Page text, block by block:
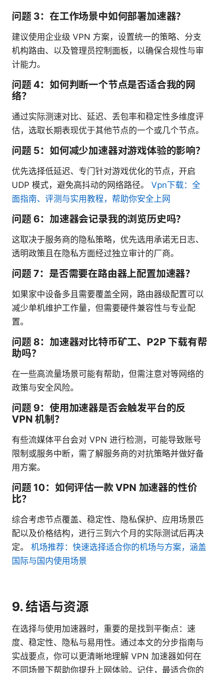
问题 3：在工作场景中如何部署加速器？
建议使用企业级 VPN 方案，设置统一的策略、分支
机构路由、以及管理员控制面板，以确保合规性与审
计能力。
问题 4：如何判断一个节点是否适合我的网
络？
通过实际测速对比、延迟、丢包率和稳定性多维度评
估，选取长期表现优于其他节点的一个或几个节点。
问题 5：如何减少加速器对游戏体验的影响？
优先选择低延迟、专门针对游戏优化的节点，开启
UDP 模式，避免高抖动的网络路径。 Vpn下载：全
面指南、评测与实用教程，帮助你安全上网
问题 6：加速器会记录我的浏览历史吗？
这取决于服务商的隐私策略，优先选用承诺无日志、
透明政策且在隐私方面经过独立审计的厂商。
问题 7：是否需要在路由器上配置加速器？
如果家中设备多且需要覆盖全网，路由器级配置可以
减少单机维护工作量，但需要硬件兼容性与专业配
置。
问题 8：加速器对比特币矿工、P2P 下载有帮
助吗？
在一些高流量场景可能有帮助，但需注意对等网络的
政策与安全风险。
问题 9：使用加速器是否会触发平台的反
VPN 机制？
有些流媒体平台会对 VPN 进行检测，可能导致账号
限制或服务中断，需了解服务商的对抗策略并做好备
用方案。
问题 10：如何评估一款 VPN 加速器的性价
比？
综合考虑节点覆盖、稳定性、隐私保护、应用场景匹
配以及价格结构，进行三到六个月的实际测试后再决
定。 机场推荐：快速选择适合你的机场与方案，涵盖
国际与国内使用场景
9. 结语与资源
在选择与使用加速器时，重要的是找到平衡点：速
度、稳定性、隐私与易用性。通过本文的分步指南与
实战要点，你可以更清晰地理解 VPN 加速器如何在
不同场景下帮助你提升上网体验。记住，最适合你的